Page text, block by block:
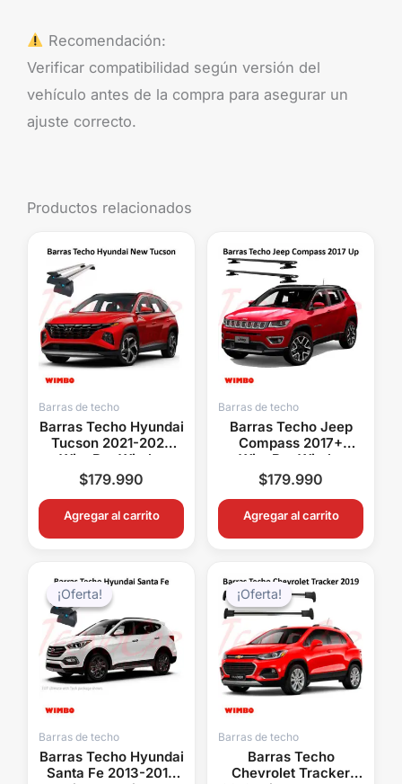
Recomendación:
Verificar compatibilidad según versión del
vehículo antes de la compra para asegurar un
ajuste correcto.
Productos relacionados
Barras de techo
Barras Techo Hyundai
Tucson 2021-2025
WingBar Wimbo
Aluminio Con Llave
$179.990
Agregar al carrito
Barras de techo
Barras Techo Jeep
Compass 2017+
WingBar Wimbo
Aluminio
Portaequipaje
$179.990
Agregar al carrito
¡Oferta!
¡Oferta!
Barras de techo
Barras Techo Hyundai
Santa Fe 2013-2018
precio
original
era:
$179.990.$159.990.
¡Oferta!
¡Oferta!
Barras de techo
Barras Techo
Chevrolet Tracker
precio
original
era:
$179.990.
precio